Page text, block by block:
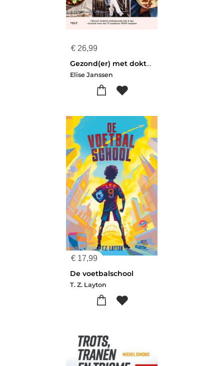
€ 26,99
Gezond(er) met dokter Elise
Elise Janssen
€ 17,99
De voetbalschool
T. Z. Layton